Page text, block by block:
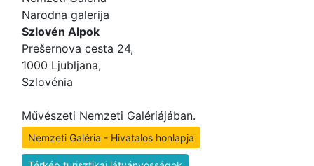
Narodna galerija
Szlovén Alpok
Prešernova cesta 24,
1000 Ljubljana,
Szlovénia
Művészeti Nemzeti Galériájában.
Nemzeti Galéria - Hivatalos honlapja